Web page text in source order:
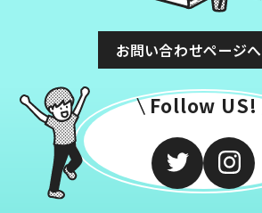
お問い合わせページへ
Follow US!